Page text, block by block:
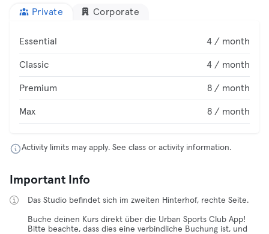
Private Corporate
Essential 4 / month
Classic 4 / month
Premium 8 / month
Max 8 / month
Activity limits may apply. See class or activity information.
Important Info
Das Studio befindet sich im zweiten Hinterhof, rechte Seite.
Buche deinen Kurs direkt über die Urban Sports Club App!
Bitte beachte, dass dies eine verbindliche Buchung ist, und